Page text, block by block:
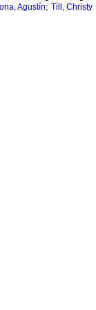
Agustín; Till, Christy